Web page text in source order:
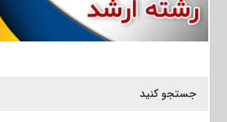
جستجو کنید